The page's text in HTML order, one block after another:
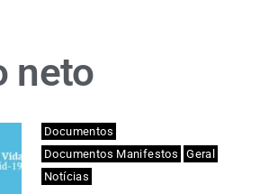
neto
Documentos
Documentos Manifestos
Geral
Notícias